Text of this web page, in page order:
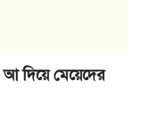
দিয়ে মেয়েদের